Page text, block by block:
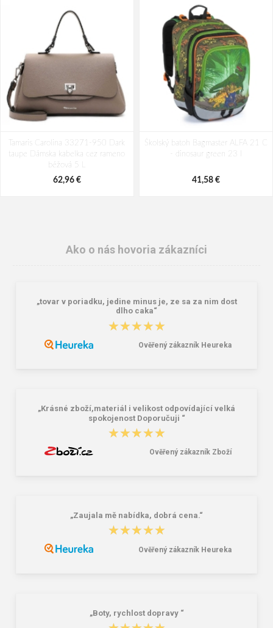
Tamaris Carolina 33271-950 Dark
taupe Dámska kabelka cez rameno
béžová 5 L
62,96 €
Školský batoh Bagmaster ALFA 21 C
- dinosaur green 23 l
41,58 €
Batoh Travelite Basics Melange
Peňaženka Aeronautica Militare Flag
Ako o nás hovoria zákazníci
„tovar v poriadku, jedine minus je, ze sa za nim dost
dlho caka“
★★★★★
★★★★★
Ověřený zákazník Heureka
„Krásné zboží,materiál i velikost odpovídající velká
spokojenost Doporučuji “
★★★★★
★★★★★
Ověřený zákazník Zboží
„Zaujala mě nabídka, dobrá cena.“
★★★★★
★★★★★
Ověřený zákazník Heureka
„Boty, rychlost dopravy “